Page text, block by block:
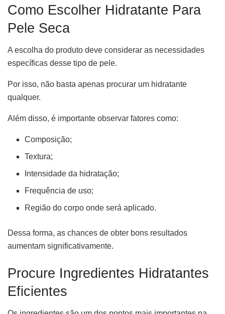
Como Escolher Hidratante Para
Pele Seca
A escolha do produto deve considerar as necessidades
específicas desse tipo de pele.
Por isso, não basta apenas procurar um hidratante
qualquer.
Além disso, é importante observar fatores como:
Composição;
Textura;
Intensidade da hidratação;
Frequência de uso;
Região do corpo onde será aplicado.
Dessa forma, as chances de obter bons resultados
aumentam significativamente.
Procure Ingredientes Hidratantes
Eficientes